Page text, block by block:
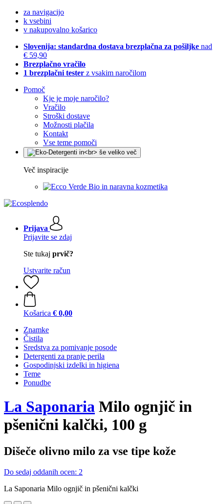
za navigacijo
k vsebini
v nakupovalno košarico
Slovenija: standardna dostava brezplačna za pošiljke nad
€ 59,90
Brezplačno vračilo
1 brezplačni tester z vsakim naročilom
Pomoč
Kje je moje naročilo?
Vračilo
Stroški dostave
Možnosti plačila
Kontakt
Vse teme pomoči
Več inspiracije
Bio in naravna kozmetika
Prijava
Prijavite se zdaj
Ste tukaj prvič?
Ustvarite račun
Košarica € 0,00
Znamke
Čistila
Sredstva za pomivanje posode
Detergenti za pranje perila
Gospodinjski izdelki in higiena
Teme
Ponudbe
La Saponaria Milo ognjič in
pšenični kalčki, 100 g
Dišeče olivno milo za vse tipe kože
Do sedaj oddanih ocen: 2
La Saponaria Milo ognjič in pšenični kalčki